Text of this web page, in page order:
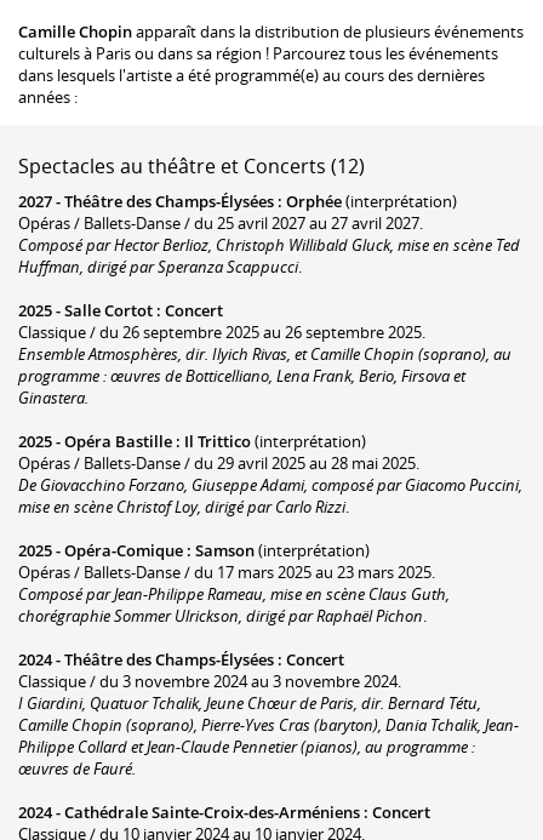
Camille Chopinapparaît dans la distribution de plusieurs événements
culturels à Paris ou dans sa région ! Parcourez tous les événements
dans lesquels l'artiste a été programmé(e) au cours des dernières
années :
Spectacles au théâtre et Concerts (12)
2027 -Théâtre des Champs-Élysées : Orphée(interprétation)
Opéras / Ballets-Danse / du 25 avril 2027 au 27 avril 2027.
Composé par Hector Berlioz, Christoph Willibald Gluck, mise en scène Ted
Huffman, dirigé par Speranza Scappucci.
2025 -Salle Cortot : Concert
Classique / du 26 septembre 2025 au 26 septembre 2025.
Ensemble Atmosphères, dir. Ilyich Rivas, et Camille Chopin (soprano), au
programme : œuvres de Botticelliano, Lena Frank, Berio, Firsova et
Ginastera.
2025 -Opéra Bastille : Il Trittico(interprétation)
Opéras / Ballets-Danse / du 29 avril 2025 au 28 mai 2025.
De Giovacchino Forzano, Giuseppe Adami, composé par Giacomo Puccini,
mise en scène Christof Loy, dirigé par Carlo Rizzi.
2025 -Opéra-Comique : Samson(interprétation)
Opéras / Ballets-Danse / du 17 mars 2025 au 23 mars 2025.
Composé par Jean-Philippe Rameau, mise en scène Claus Guth,
chorégraphie Sommer Ulrickson, dirigé par Raphaël Pichon.
2024 -Théâtre des Champs-Élysées : Concert
Classique / du 3 novembre 2024 au 3 novembre 2024.
I Giardini, Quatuor Tchalik, Jeune Chœur de Paris, dir. Bernard Tétu,
Camille Chopin (soprano), Pierre-Yves Cras (baryton), Dania Tchalik, Jean-
Philippe Collard et Jean-Claude Pennetier (pianos), au programme :
œuvres de Fauré.
2024 -Cathédrale Sainte-Croix-des-Arméniens : Concert
Classique / du 10 janvier 2024 au 10 janvier 2024.